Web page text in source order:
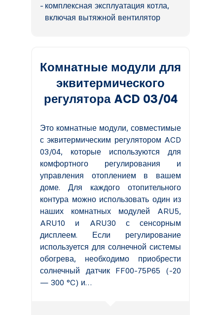
комплексная эксплуатация котла,
включая вытяжной вентилятор
Комнатные модули для
эквитермического
регулятора ACD 03/04
Это комнатные модули, совместимые
с эквитермическим регулятором ACD
03/04, которые используются для
комфортного регулирования и
управления отоплением в вашем
доме. Для каждого отопительного
контура можно использовать один из
наших комнатных модулей ARU5,
ARU10 и ARU30 с сенсорным
дисплеем. Если регулирование
используется для солнечной системы
обогрева, необходимо приобрести
солнечный датчик FF00-75P65 (-20
— 300 °C) и…